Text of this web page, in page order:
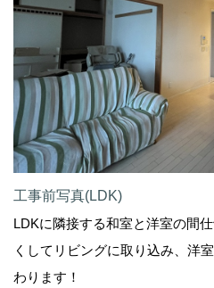
工事前写真(LDK)
LDKに隣接する和室と洋室の間
くしてリビングに取り込み、洋
わります！